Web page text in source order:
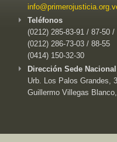
Teléfonos
(0212) 285-83-91 / 87-50 /
(0212) 286-73-03 / 88-55
(0414) 150-32-30
Dirección Sede
Urb. Los Palos Grandes,
Guillermo Villegas